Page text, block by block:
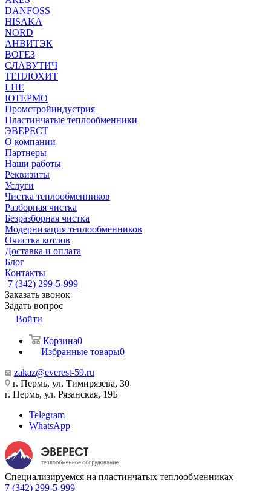
DANFOSS
HISAKA
NORD
АНВИТЭК
ВОГЕЗ
СЛАВУТИЧ
ТЕПЛОХИТ
LHE
ЮТЕРМО
Промстройиндустрия
Пластинчатые теплообменники
ЭВЕРЕСТ
О компании
Партнеры
Наши работы
Реквизиты
Услуги
Чистка теплообменников
Разборная чистка
Безразборная чистка
Модернизация теплообменников
Очистка котлов
Доставка и оплата
Блог
Контакты
7 (342) 299-5-999
Заказать звонок
Задать вопрос
Войти
Корзина0
Избранные товары0
zakaz@everest-59.ru
г. Пермь, ул. Тимирязева, 30
г. Пермь, ул. Рязанская, 19Б
Telegram
WhatsApp
Специализируемся на пластинчатых теплообменниках
7 (342) 299-5-999